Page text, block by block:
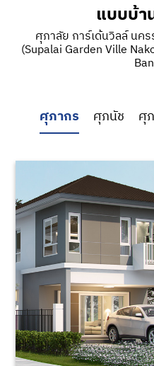
แบบบ้า
ศุภาลัย การ์เด้นวิลล์ นค
(Supalai Garden Ville
ศุภากร ศุภนัช ศุ